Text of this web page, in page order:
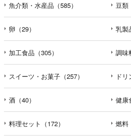
魚介類・水産品（585） 豆類
卵（29） 乳製
加工食品（305） 調味
スイーツ・お菓子（257） ドリ
酒（40） 健康
料理セット（172） 燃料